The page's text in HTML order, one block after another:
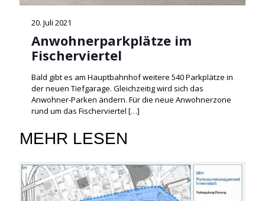
20. Juli 2021
Anwohnerparkplätze im
Fischerviertel
Bald gibt es am Hauptbahnhof weitere 540 Parkplätze in
der neuen Tiefgarage. Gleichzeitig wird sich das
Anwohner-Parken ändern. Für die neue Anwohnerzone
rund um das Fischerviertel […]
MEHR LESEN